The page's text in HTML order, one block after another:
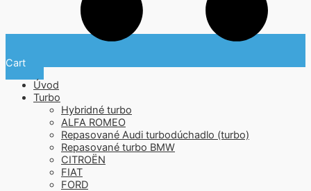
Cart
Úvod
Turbo
Hybridné turbo
ALFA ROMEO
Repasované Audi turbodúchadlo (turbo)
Repasované turbo BMW
CITROËN
FIAT
FORD